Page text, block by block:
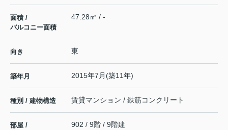
面積 /
バルコニー面積
47.28㎡ / -
向き 東
築年月 2015年7月(築11年)
種別 / 建物構造 賃貸マンション / 鉄筋コンクリート
部屋 /
902 / 9階 / 9階建